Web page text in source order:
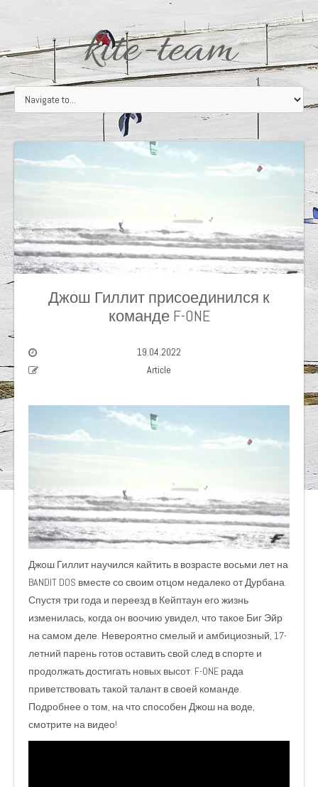
kite-team
Джош Гиллит присоединился к
команде F-ONE
19.04.2022
Article
Джош Гиллит научился кайтить в возрасте восьми лет на
BANDIT DOS вместе со своим отцом недалеко от Дурбана.
Спустя три года и переезд в Кейптаун его жизнь
изменилась, когда он воочию увидел, что такое Биг Эйр
на самом деле. Невероятно смелый и амбициозный, 17-
летний парень готов оставить свой след в спорте и
продолжать достигать новых высот. F-ONE рада
приветствовать такой талант в своей команде.
Подробнее о том, на что способен Джош на воде,
смотрите на видео!